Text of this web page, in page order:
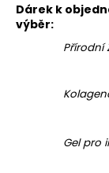
Dárek k
výběr:
Přírodní
Gel pro